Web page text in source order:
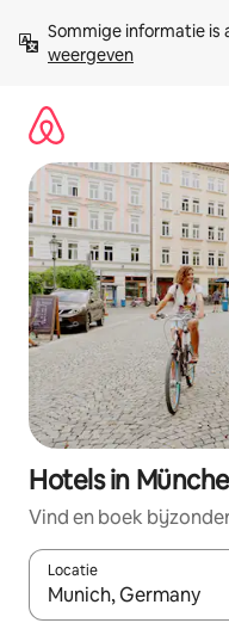
direct
naar
Sommige informatie
weergeven
Hotels in
Vind en boek
Locatie
Wanneer er